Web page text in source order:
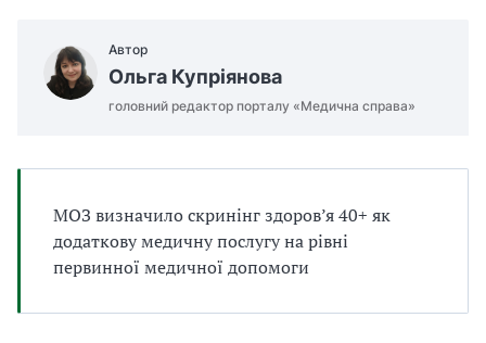
Автор
Ольга Купріянова
головний редактор порталу «Медична справа»
МОЗ визначило скринінг здоров’я 40+ як
додаткову медичну послугу на рівні
первинної медичної допомоги